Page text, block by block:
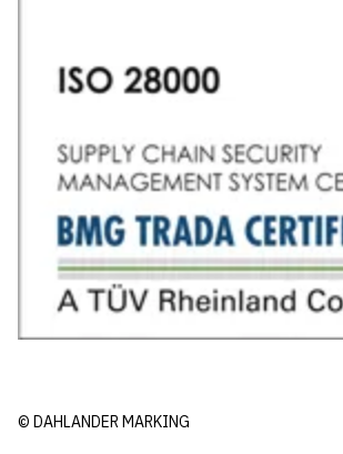
© DAHLANDER MARKING